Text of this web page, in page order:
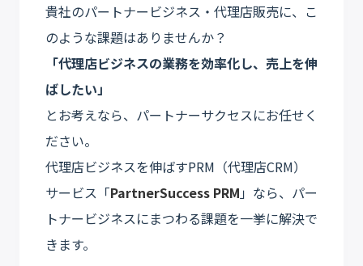
貴社のパートナービジネス・代理店販売に、こ
のような課題はありませんか？
「代理店ビジネスの業務を効率化し、売上を伸
ばしたい」
とお考えなら、パートナーサクセスにお任せく
ださい。
代理店ビジネスを伸ばすPRM（代理店CRM）
サービス「PartnerSuccess PRM 」なら、パー
トナービジネスにまつわる課題を一挙に解決で
きます。